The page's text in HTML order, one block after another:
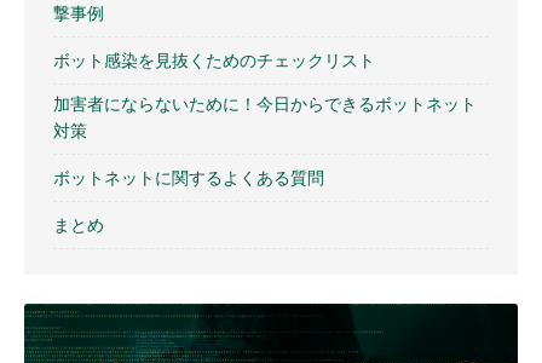
撃事例
ボット感染を見抜くためのチェックリスト
加害者にならないために！今日からできるボットネット
対策
ボットネットに関するよくある質問
まとめ